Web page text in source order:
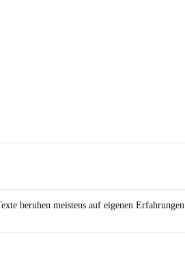
beruhen meistens auf eigenen Erfahrungen